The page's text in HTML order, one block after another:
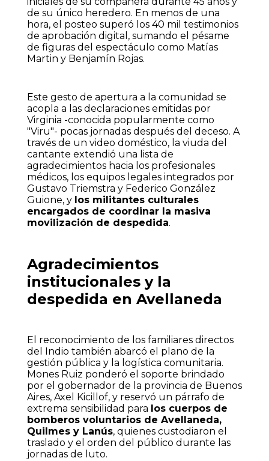
de su único heredero. En menos de una
hora, el posteo superó los 40 mil testimonios
de aprobación digital, sumando el pésame
de figuras del espectáculo como Matías
Martin y Benjamín Rojas.
Este gesto de apertura a la comunidad se
acopla a las declaraciones emitidas por
Virginia -conocida popularmente como
"Viru"- pocas jornadas después del deceso. A
través de un video doméstico, la viuda del
cantante extendió una lista de
agradecimientos hacia los profesionales
médicos, los equipos legales integrados por
Gustavo Triemstra y Federico González
Guione, y los militantes culturales
encargados de coordinar la masiva
movilización de despedida.
Agradecimientos
institucionales y la
despedida en Avellaneda
El reconocimiento de los familiares directos
del Indio también abarcó el plano de la
gestión pública y la logística comunitaria.
Mones Ruiz ponderó el soporte brindado
por el gobernador de la provincia de Buenos
Aires, Axel Kicillof, y reservó un párrafo de
extrema sensibilidad para los cuerpos de
bomberos voluntarios de Avellaneda,
Quilmes y Lanús, quienes custodiaron el
traslado y el orden del público durante las
jornadas de luto.